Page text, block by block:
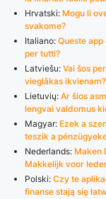
Hrvatski: Mogu li
svakome?
Italiano: Queste
per tutti?
Latviešu: Vai šos
vieglākas ikvienam?
Lietuvių: Ar šios
lengvai valdomus
Magyar: Ezek a
teszik a
Nederlands: Maken
Makkelijk voor
Polski: Czy te
finanse stają się